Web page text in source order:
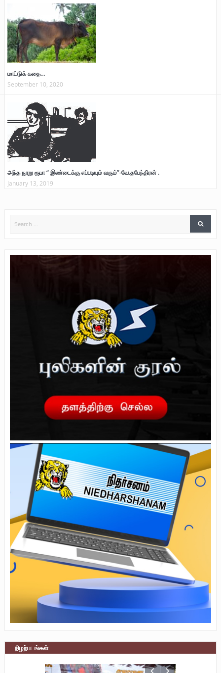
மாட்டுக் கதை…
September 10, 2020
அந்த நூறு ரூபா “ இண்டைக்கு எப்படியும் வரும்”-வே.தபேந்திரன் .
January 13, 2019
நிழற்படங்கள்